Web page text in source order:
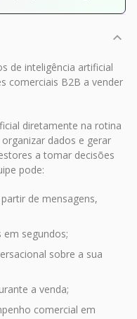
de inteligência artificial
comerciais B2B a vender
diretamente na rotina
dados e gerar
a tomar decisões
pode:
de mensagens,
segundos;
sobre a sua
a venda;
comercial em